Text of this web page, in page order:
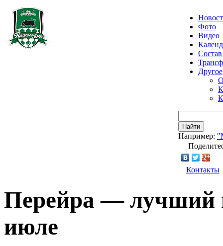
Фото
Видео
Состав
Другое
Найти
Например:
Контакты
Перейра — лучший
июле